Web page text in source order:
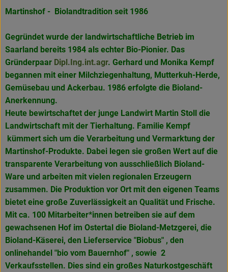
Martinshof - Biolandtradition seit 1986
Gegründet wurde der landwirtschaftliche Betrieb im
Saarland bereits 1984 als echter Bio-Pionier. Das
Gründerpaar Dipl.Ing.int.agr. Gerhard und Monika Kempf
begannen mit einer Milchziegenhaltung, Mutterkuh-Herde,
Gemüsebau und Ackerbau. 1986 erfolgte die Bioland-
Anerkennung.
Heute bewirtschaftet der junge Landwirt Martin Stoll die
Landwirtschaft mit der Tierhaltung. Familie Kempf
kümmert sich um die Verarbeitung und Vermarktung der
Martinshof-Produkte. Dabei legen sie großen Wert auf die
transparente Verarbeitung von ausschließlich Bioland-
Ware und arbeiten mit vielen regionalen Erzeugern
zusammen. Die Produktion vor Ort mit den eigenen Teams
bietet eine große Zuverlässigkeit an Qualität und Frische.
Mit ca. 100 Mitarbeiter*innen betreiben sie auf dem
gewachsenen Hof im Ostertal die Bioland-Metzgerei, die
Bioland-Käserei, den Lieferservice "Biobus" , den
onlinehandel "bio vom Bauernhof" , sowie 2
Verkaufsstellen. Dies sind ein großes Naturkostgeschäft